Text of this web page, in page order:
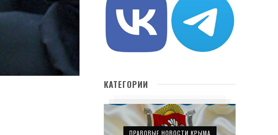
КАТЕГОРИИ
ПРАВОВЫЕ НОВОСТИ КРЫМА